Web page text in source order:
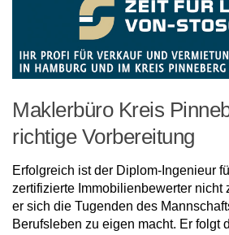
Maklerbüro Kreis
richtige Vorbereitung
Erfolgreich ist der Diplom-Ingenieur
zertifizierte Immobilienbewerter nicht
er sich die Tugenden des
Berufsleben zu eigen macht. Er folgt